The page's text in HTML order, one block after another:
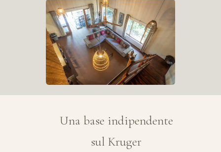
Una base indipendente
sul Kruger